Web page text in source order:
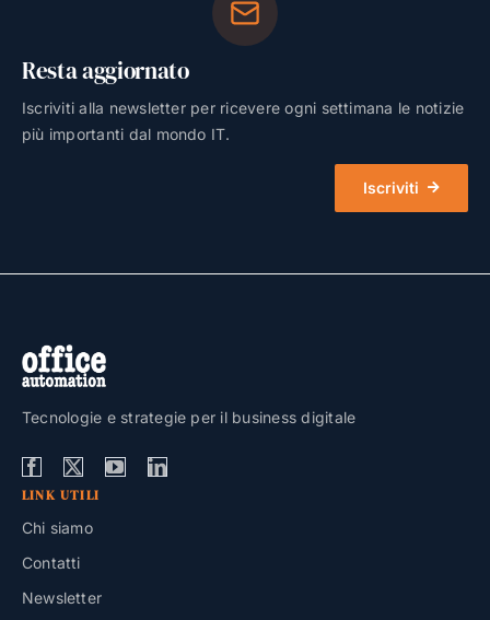
Resta aggiornato
Iscriviti alla newsletter per ricevere ogni settimana le notizie
più importanti dal mondo IT.
Iscriviti
Tecnologie e strategie per il business digitale
LINK UTILI
Chi siamo
Contatti
Newsletter